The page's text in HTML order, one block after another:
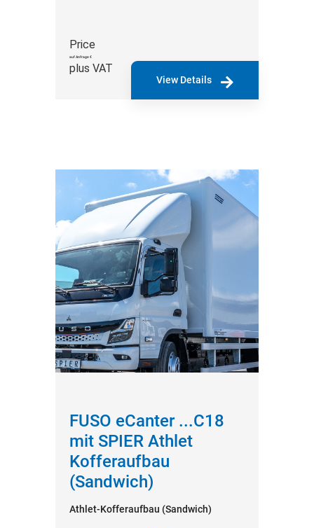
Price
auf Anfrage €
plus VAT
View Details
FUSO eCanter ...C18
mit SPIER Athlet
Kofferaufbau
(Sandwich)
Athlet-Kofferaufbau (Sandwich)